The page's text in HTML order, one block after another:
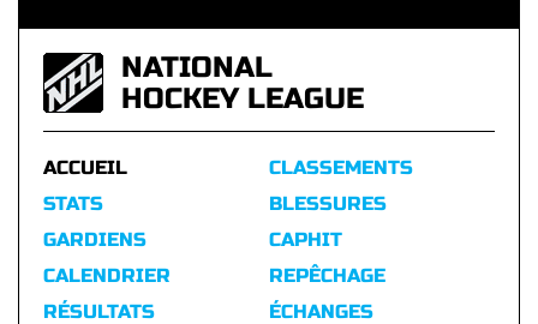
NATIONAL
HOCKEY LEAGUE
ACCUEIL
STATS
GARDIENS
CALENDRIER
RÉSULTATS
CLASSEMENTS
BLESSURES
CAPHIT
REPÊCHAGE
ÉCHANGES